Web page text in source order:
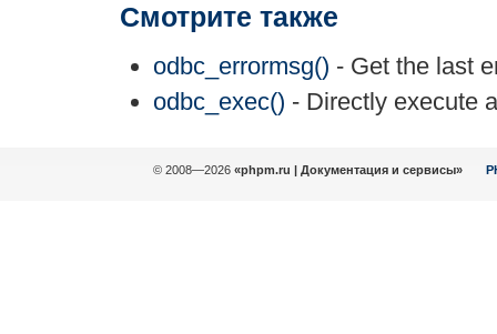
Смотрите также
odbc_errormsg() - Get the last
odbc_exec() - Directly execute
© 2008—2026 «phpm.ru | Документация и сервисы»